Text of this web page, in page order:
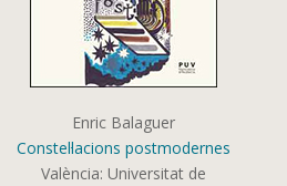
Enric Balaguer
Constel·lacions postmodernes
València: Universitat de